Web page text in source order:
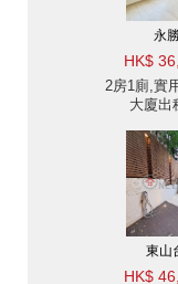
永
HK$
2房1廁,實
大廈出
東山
HK$